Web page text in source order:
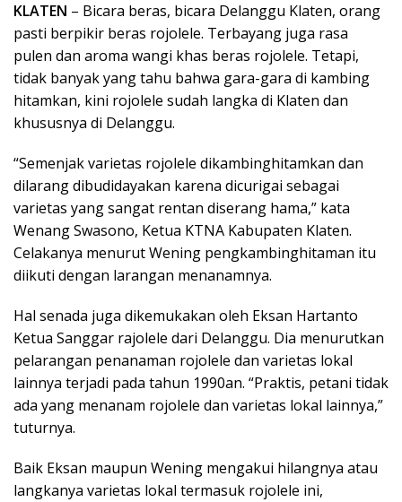
KLATEN – Bicara beras, bicara Delanggu Klaten, orang
pasti berpikir beras rojolele. Terbayang juga rasa
pulen dan aroma wangi khas beras rojolele. Tetapi,
tidak banyak yang tahu bahwa gara-gara di kambing
hitamkan, kini rojolele sudah langka di Klaten dan
khususnya di Delanggu.
“Semenjak varietas rojolele dikambinghitamkan dan
dilarang dibudidayakan karena dicurigai sebagai
varietas yang sangat rentan diserang hama,” kata
Wenang Swasono, Ketua KTNA Kabupaten Klaten.
Celakanya menurut Wening pengkambinghitaman itu
diikuti dengan larangan menanamnya.
Hal senada juga dikemukakan oleh Eksan Hartanto
Ketua Sanggar rajolele dari Delanggu. Dia menurutkan
pelarangan penanaman rojolele dan varietas lokal
lainnya terjadi pada tahun 1990an. “Praktis, petani tidak
ada yang menanam rojolele dan varietas lokal lainnya,”
tuturnya.
Baik Eksan maupun Wening mengakui hilangnya atau
langkanya varietas lokal termasuk rojolele ini,